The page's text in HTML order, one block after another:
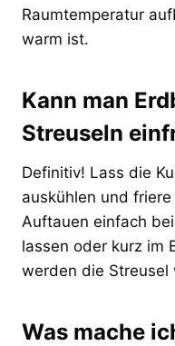
Raumtemperatur
warm ist.
Kann man
Streuseln
Definitiv! Lass die
auskühlen und
Auftauen einfach
lassen oder kurz im
werden die Streusel
Was mache